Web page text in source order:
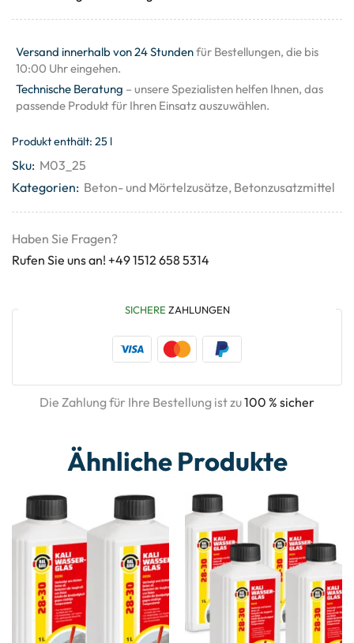
Versand innerhalb von 24 Stundenfür Bestellungen, die bis
10:00 Uhr eingehen.
Technische Beratung – unsere Spezialisten helfen Ihnen, das
passende Produkt für Ihren Einsatz auszuwählen.
Produkt enthält: 25 l
Sku: M03_25
Kategorien: Beton- und Mörtelzusätze, Betonzusatzmittel
Haben Sie Fragen?
Rufen Sie uns an! +49 1512 658 5314
SICHERE ZAHLUNGEN
Die Zahlung für Ihre Bestellung ist zu100 % sicher
Ähnliche Produkte